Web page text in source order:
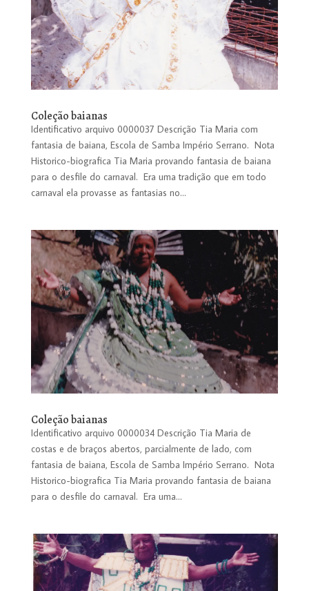
Coleção baianas
Identificativo arquivo 0000037 Descrição Tia Maria com
fantasia de baiana, Escola de Samba Império Serrano. Nota
Historico-biografica Tia Maria provando fantasia de baiana
para o desfile do carnaval. Era uma tradição que em todo
carnaval ela provasse as fantasias no...
Coleção baianas
Identificativo arquivo 0000034 Descrição Tia Maria de
costas e de braços abertos, parcialmente de lado, com
fantasia de baiana, Escola de Samba Império Serrano. Nota
Historico-biografica Tia Maria provando fantasia de baiana
para o desfile do carnaval. Era uma...